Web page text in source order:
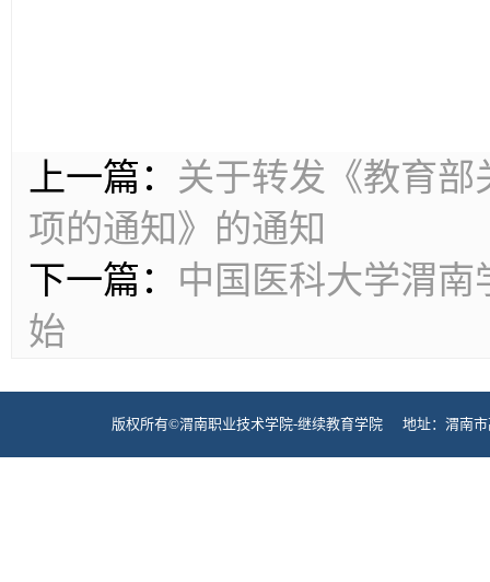
上一篇： 关于转发《教育
项的通知》的通知
下一篇： 中国医科大学渭南
始
版权所有©渭南职业技术学院-继续教育学院 地址：渭南